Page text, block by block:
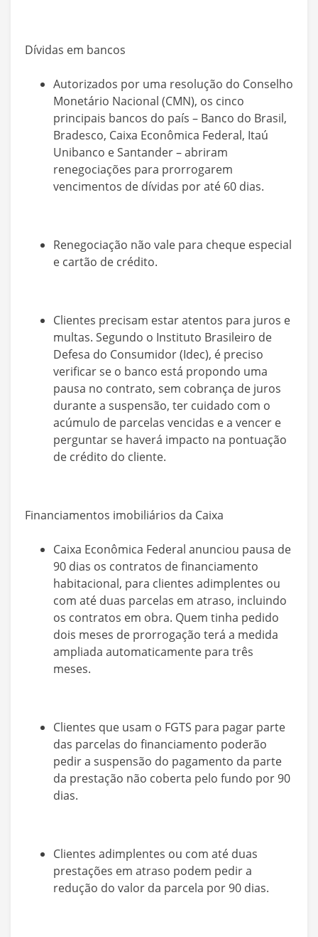
Dívidas em bancos
Autorizados por uma resolução do Conselho
Monetário Nacional (CMN), os cinco
principais bancos do país – Banco do Brasil,
Bradesco, Caixa Econômica Federal, Itaú
Unibanco e Santander – abriram
renegociações para prorrogarem
vencimentos de dívidas por até 60 dias.
Renegociação não vale para cheque especial
e cartão de crédito.
Clientes precisam estar atentos para juros e
multas. Segundo o Instituto Brasileiro de
Defesa do Consumidor (Idec), é preciso
verificar se o banco está propondo uma
pausa no contrato, sem cobrança de juros
durante a suspensão, ter cuidado com o
acúmulo de parcelas vencidas e a vencer e
perguntar se haverá impacto na pontuação
de crédito do cliente.
Financiamentos imobiliários da Caixa
Caixa Econômica Federal anunciou pausa de
90 dias os contratos de financiamento
habitacional, para clientes adimplentes ou
com até duas parcelas em atraso, incluindo
os contratos em obra. Quem tinha pedido
dois meses de prorrogação terá a medida
ampliada automaticamente para três
meses.
Clientes que usam o FGTS para pagar parte
das parcelas do financiamento poderão
pedir a suspensão do pagamento da parte
da prestação não coberta pelo fundo por 90
dias.
Clientes adimplentes ou com até duas
prestações em atraso podem pedir a
redução do valor da parcela por 90 dias.